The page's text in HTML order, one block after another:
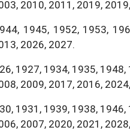
2010, 2011, 2019,
1945, 1952, 1953,
2026, 2027.
1927, 1934, 1935,
2009, 2017, 2016,
1931, 1939, 1938,
2007, 2020, 2021,